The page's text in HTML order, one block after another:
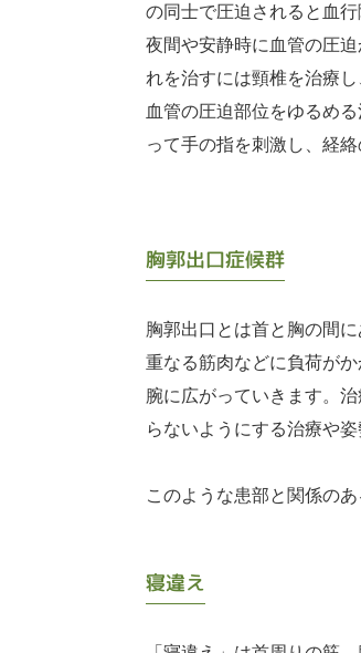
の同士で圧迫されると血
夜間や安静時に血管の圧
れを治すには頸椎を治療
血管の圧迫部位をゆるめ
って手の指を刺激し、経
胸郭出口症候群
胸郭出口とは首と胸の間
重なる筋肉などに負荷が
腕に広がっていきます。
らないようにする治療や
このような患部と関係の
寝違え